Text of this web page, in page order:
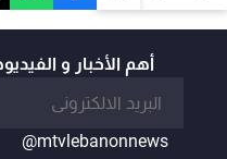
أهم الأخبار و
@mtvlebanonnews